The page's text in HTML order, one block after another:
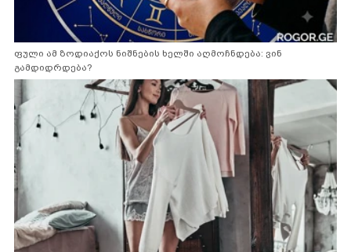
ფული ამ ზოდიაქოს ნიშნების ხელში აღმოჩნდება: ვინ
გამდიდრდება?